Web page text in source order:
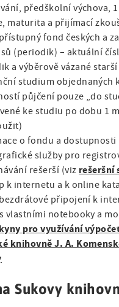
předškolní výchova,
maturita a přijímací
fond českých a
(periodik) – aktuální
a výběrově vázané
studium objednaných
půjčení pouze „do
ke studiu po dobu 1
o fondu a dostupnosti
služby pro
rešerší (viz rešeršní
k internetu a k online
připojení k
vlastními notebooky a
pro využívání
knihovně J. A.
Sukovy